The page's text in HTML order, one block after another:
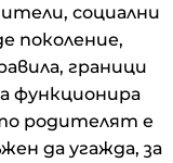
социални
поколение,
граници
функционира
родителят е
да угажда, за